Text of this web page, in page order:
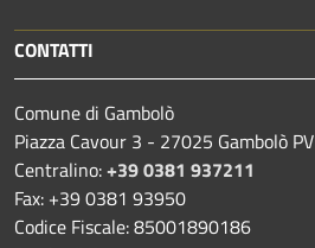
CONTATTI
Comune di Gambolò
Piazza Cavour 3 - 27025 Gambolò PV
Centralino:+39 0381 937211
Fax: +39 0381 93950
Codice Fiscale: 85001890186